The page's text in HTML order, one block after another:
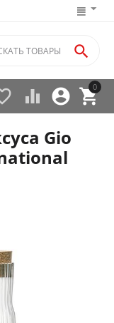
0




Gio